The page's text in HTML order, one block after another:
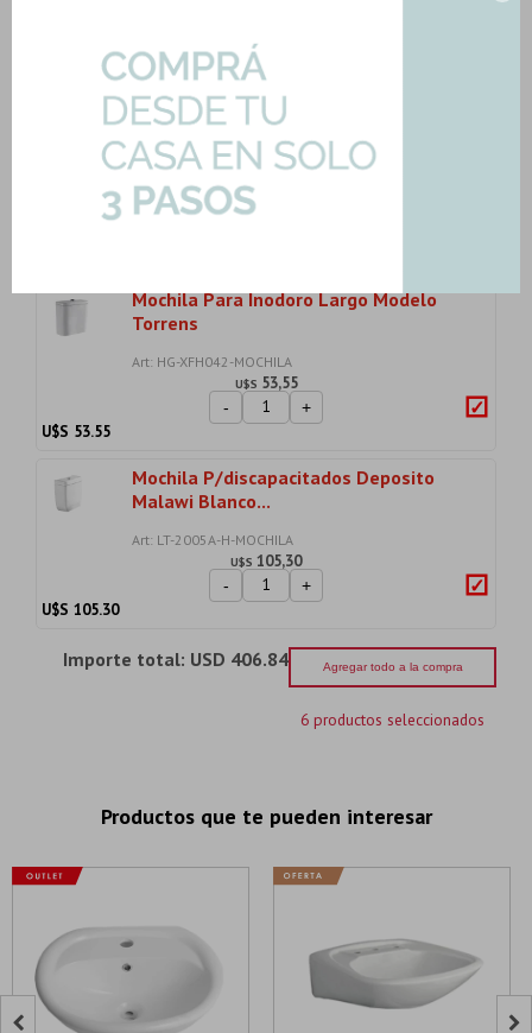
-
117.60
Mochila Doble Descarga P/inod
Deposito Malawi B...
Art: HG-XFH041S-MOCH
U$S
Mochila Para Inodoro Largo Modelo
Torrens
Art: HG-XFH042-MOCHILA
U$S 53,55
- +
U$S 53.55
Mochila P/discapacitados Deposito
Malawi Blanco...
Art: LT-2005A-H-MOCHILA
U$S 105,30
- +
U$S 105.30
Importe total: USD 406.84 Agregar todo a la compra
6 productos seleccionados
Productos que te pueden interesar
 